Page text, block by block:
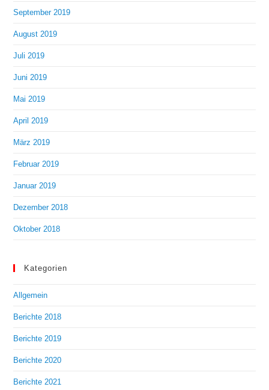
September 2019
August 2019
Juli 2019
Juni 2019
Mai 2019
April 2019
März 2019
Februar 2019
Januar 2019
Dezember 2018
Oktober 2018
Kategorien
Allgemein
Berichte 2018
Berichte 2019
Berichte 2020
Berichte 2021